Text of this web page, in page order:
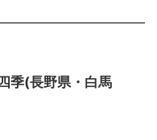
季(長野県・白馬